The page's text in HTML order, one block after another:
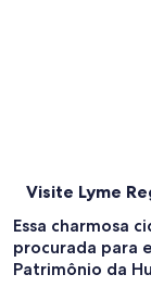
Visite Lyme
Essa charmosa
procurada para
Patrimônio da